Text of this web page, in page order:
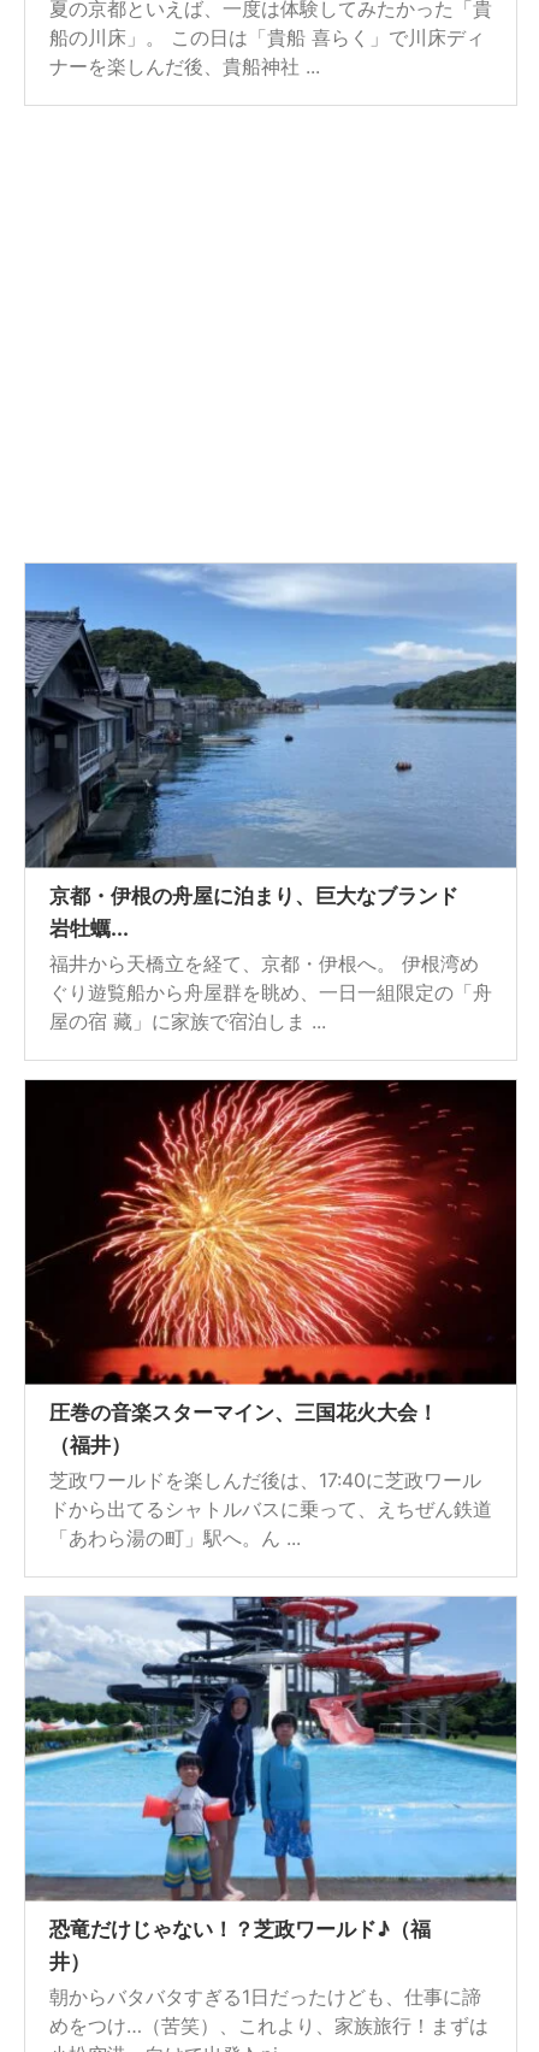
夏の京都といえば、一度は体験してみたかった「貴
船の川床」。 この日は「貴船 喜らく」で川床ディ
ナーを楽しんだ後、貴船神社 ...
京都・伊根の舟屋に泊まり、巨大なブランド
岩牡蠣...
福井から天橋立を経て、京都・伊根へ。 伊根湾め
ぐり遊覧船から舟屋群を眺め、一日一組限定の「舟
屋の宿 藏」に家族で宿泊しま ...
圧巻の音楽スターマイン、三国花火大会！
（福井）
芝政ワールドを楽しんだ後は、17:40に芝政ワール
ドから出てるシャトルバスに乗って、えちぜん鉄道
「あわら湯の町」駅へ。ん ...
恐竜だけじゃない！？芝政ワールド♪（福
井）
朝からバタバタすぎる1日だったけども、仕事に諦
めをつけ…（苦笑）、これより、家族旅行！まずは